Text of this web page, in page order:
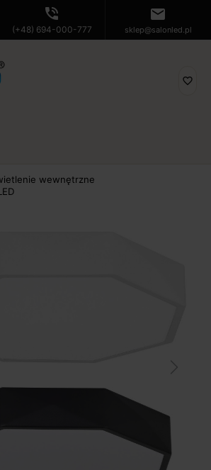
phone_in_talk
(+48) 694-000-777
mail
sklep@salonled.pl
favorite_border
wewnętrzne